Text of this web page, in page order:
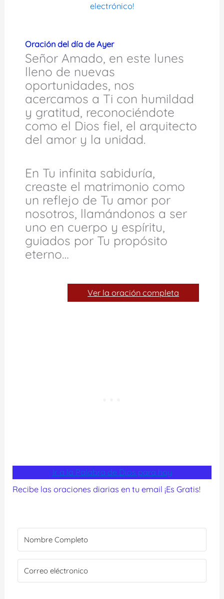
electrónico!
Oración del día de Ayer
Señor Amado, en este lunes
lleno de nuevas
oportunidades, nos
acercamos a Ti con humildad
y gratitud, reconociéndote
como el Dios fiel, el arquitecto
del amor y la unidad.
En Tu infinita sabiduría,
creaste el matrimonio como
un reflejo de Tu amor por
nosotros, llamándonos a ser
uno en cuerpo y espíritu,
guiados por Tu propósito
eterno…
Ver la oración completa
Ir a la Palabra de Dios para hoy
Recibe las oraciones diarias en tu email ¡Es Gratis!